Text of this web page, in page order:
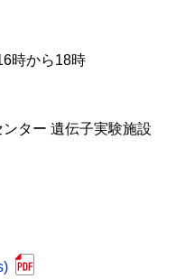
時から18時
ター 遺伝子実験施設